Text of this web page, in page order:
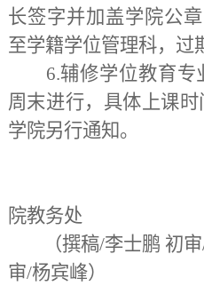
长签字并加盖学院公
至学籍学位管理科，过
6.辅修学位教育
周末进行，具体上课
学院另行通知。
院教务处
（撰稿/李士鹏 初审/
审/杨宾峰）